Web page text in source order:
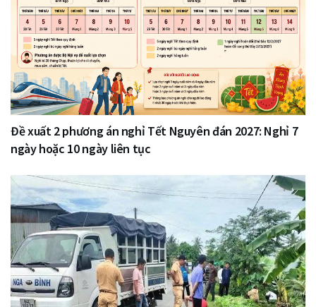
Đề xuất 2 phương án nghỉ Tết Nguyên đán 2027: Nghỉ 7
ngày hoặc 10 ngày liên tục